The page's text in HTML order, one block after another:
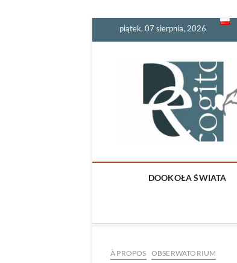
piątek, 07 sierpnia, 2026
DOOKOŁA ŚWIATA
À PROPOS OBSERWATORIUM